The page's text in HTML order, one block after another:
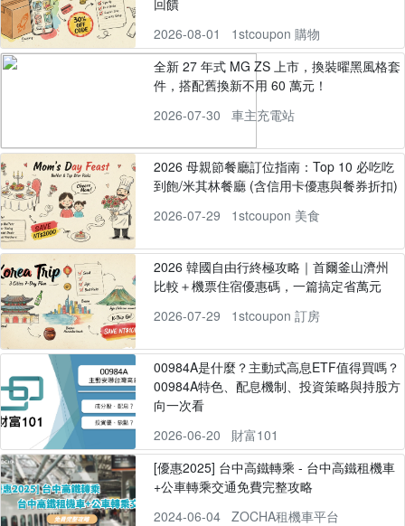
回饋
2026-08-01
1stcoupon 購物
全新 27 年式 MG ZS 上市，換裝曜黑風格套
件，搭配舊換新不用 60 萬元！
2026-07-30
車主充電站
2026 母親節餐廳訂位指南：Top 10 必吃吃
到飽/米其林餐廳 (含信用卡優惠與餐券折扣)
2026-07-29
1stcoupon 美食
2026 韓國自由行終極攻略｜首爾釜山濟州
比較＋機票住宿優惠碼，一篇搞定省萬元
2026-07-29
1stcoupon 訂房
00984A是什麼？主動式高息ETF值得買嗎？
00984A特色、配息機制、投資策略與持股方
向一次看
2026-06-20
財富101
[優惠2025] 台中高鐵轉乘 - 台中高鐵租機車
+公車轉乘交通免費完整攻略
2024-06-04
ZOCHA租機車平台